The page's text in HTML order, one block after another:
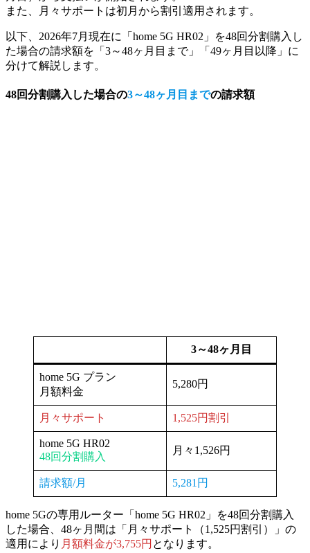
また、月々サポートは初月から割引適用されます。
以下、2026年7月現在に「home 5G HR02」を48回分割購入し
た場合の請求額を「3～48ヶ月目まで」「49ヶ月目以降」に
分けて解説します。
48回分割購入 した場合の3～48ヶ月目までの請求額
3～48ヶ月目
home 5G プラン
月額料金
5,280円
月々サポート 1,525円割引
home 5G HR02
48回分割購入
月々1,526円
請求額/月 5,281円
home 5Gの専用ルーター「home 5G HR02」を48回分割購入
した場合、 48ヶ月間は「月々サポート（1,525円割引）」の
適用により 月額料金が3,755円 となります。